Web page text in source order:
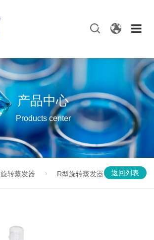
产品中心
Products center
旋转蒸发器 R型旋转蒸发器 返回列表